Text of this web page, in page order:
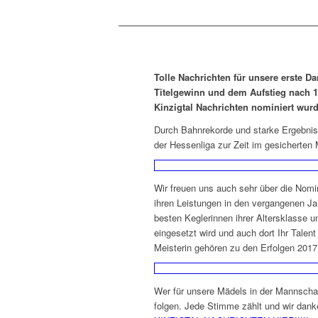
Tolle Nachrichten für unsere erste
Titelgewinn und dem Aufstieg nach
Kinzigtal Nachrichten nominiert
Durch Bahnrekorde und starke
der Hessenliga zur Zeit im gesicherten
Wir freuen uns auch sehr über die
ihren Leistungen in den vergangenen
besten Keglerinnen ihrer Altersklasse
eingesetzt wird und auch dort Ihr
Meisterin gehören zu den Erfolgen
Wer für unsere Mädels in der
folgen. Jede Stimme zählt und wir